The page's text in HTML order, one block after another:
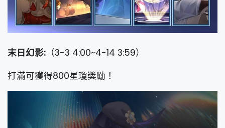
末日幻影: （3-3 4:00~4-14 3:59）
打滿可獲得800星瓊獎勵！